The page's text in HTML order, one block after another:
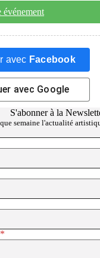
avec Facebook
avec Google
S'abonner à la
semaine l'actualité